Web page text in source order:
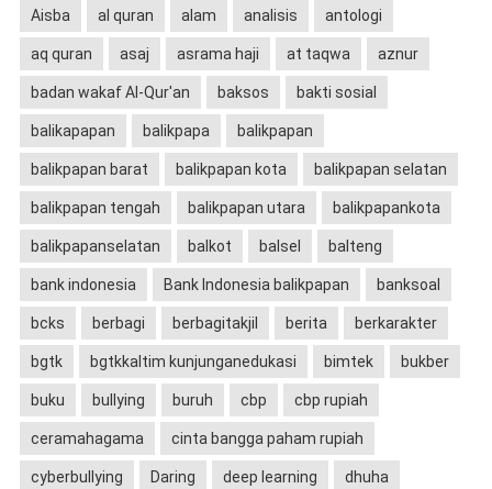
Aisba al quran alam analisis antologi
aq quran asaj asrama haji at taqwa aznur
badan wakaf Al-Qur'an baksos bakti sosial
balikapapan balikpapa balikpapan
balikpapan barat balikpapan kota balikpapan selatan
balikpapan tengah balikpapan utara balikpapankota
balikpapanselatan balkot balsel balteng
bank indonesia Bank Indonesia balikpapan banksoal
bcks berbagi berbagitakjil berita berkarakter
bgtk bgtkkaltim kunjunganedukasi bimtek bukber
buku bullying buruh cbp cbp rupiah
ceramahagama cinta bangga paham rupiah
cyberbullying Daring deep learning dhuha